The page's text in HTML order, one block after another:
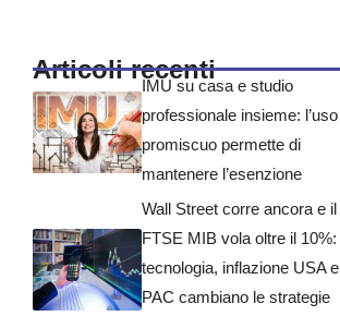
Articoli recenti
IMU su casa e studio
professionale insieme: l’uso
promiscuo permette di
mantenere l’esenzione
Wall Street corre ancora e il
FTSE MIB vola oltre il 10%:
tecnologia, inflazione USA e
PAC cambiano le strategie